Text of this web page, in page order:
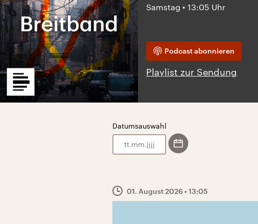
Samstag • 13:05 Uhr
Podcast abonnieren
Playlist zur Sendung
Datumsauswahl
. .
01. August 2026• 13:05